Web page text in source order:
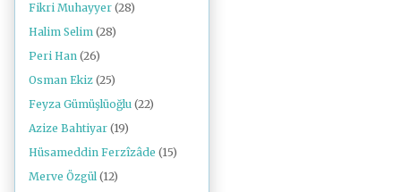
Fikri Muhayyer (28)
Halim Selim (28)
Peri Han (26)
Osman Ekiz (25)
Feyza Gümüşlüoğlu (22)
Azize Bahtiyar (19)
Hüsameddin Ferzîzâde (15)
Merve Özgül (12)